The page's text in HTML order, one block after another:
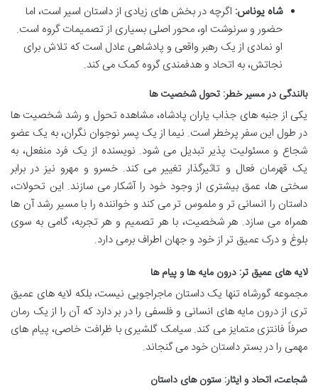
شاه یوناس: اگرچه در بخش های زیادی از داستان اسیر است، اما
حضور و سرنوشت او، محور اصلی بسیاری از تصمیمات گروه است.
او نمادی از یک رهبر واقعی و پادشاهی عادل است که تلاش برای
نجاتش، به اتحاد و هدفمندی گروه کمک می کند.
بالندگی در مسیر خطر: تحول شخصیت ها
یکی از جنبه های جذاب یاران پادشاه، مشاهده تحول و رشد شخصیت ها
در طول این سفر پرخطر است. نیما از یک پسر نوجوان نگران، به یک عضو
شجاع و مسئولیت پذیر تبدیل می شود. نویسنده از یک فرد منفعل، به
یک قهرمان فعال و تاثیرگذار تغییر می کند. خسرو و مهرو نیز در برابر
سختی ها، عمق بیشتری از وجود خود را آشکار می سازند. این تحولات،
داستان را انسانی تر و ملموس تر می کند و خواننده را با مسیر رشد آن ها
همراه می سازد. هر شخصیت، با هر تصمیم و هر تجربه، گامی به سوی
بلوغ و درک عمیق تر از خود و جهان اطراف برمی دارد.
لایه های عمیق تر: درون مایه ها و پیام ها
مجموعه گورشاه تنها یک داستان ماجراجویی نیست، بلکه لایه های عمیق
تری از درون مایه های انسانی و فلسفی را در بر دارد که آن را از یک رمان
صرفاً فانتزی متمایز می کند. سیامک گلشیری با ظرافت خاصی، پیام های
مهمی را در بستر داستان خود می گنجاند.
شجاعت، اتحاد و ایثار: ستون های داستان